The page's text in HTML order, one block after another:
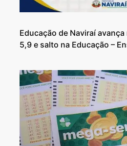
Educação de Naviraí
5,9 e salto na Educação –